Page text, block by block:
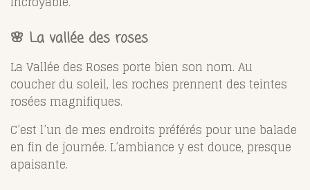
🌸 La vallée des roses
La Vallée des Roses porte bien son nom. Au
coucher du soleil, les roches prennent des teintes
rosées magnifiques.
C’est l’un de mes endroits préférés pour une balade
en fin de journée. L’ambiance y est douce, presque
apaisante.